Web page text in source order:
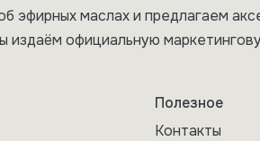
эфирных маслах и предлагаем
издаём официальную
Полезное
Контакты